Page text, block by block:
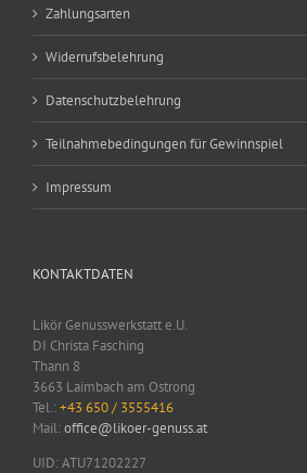
Zahlungsarten
Widerrufsbelehrung
Datenschutzbelehrung
Teilnahmebedingungen für Gewinnspiel
Impressum
KONTAKTDATEN
Likör Genusswerkstatt e.U.
DI Christa Fasching
Thann 8
3663 Laimbach am Ostrong
Tel.:+43 650 / 3555416
Mail:office@likoer-genuss.at
UID: ATU71202227